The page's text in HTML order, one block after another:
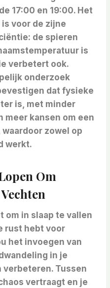
17:00 en 19:00. Het
voor de zijne
de spieren
is
verbetert ook.
onderzoek
dat fysieke
is, met minder
meer kansen om een
zowel op
werkt.
Om
om in slaap te vallen
rust hebt voor
het invoegen van
in je
Tussen
vertraagt ​​en je